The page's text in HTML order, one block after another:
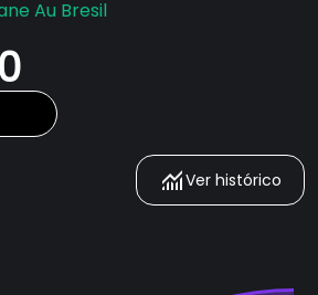
Au Bresil
Ver histórico